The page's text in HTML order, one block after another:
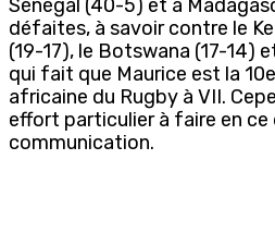
Sénégal (40-5) et à
défaites, à savoir contre le
(19-17), le Botswana (17-14)
qui fait que Maurice est la
africaine du Rugby à VII.
effort particulier à faire en ce
communication.